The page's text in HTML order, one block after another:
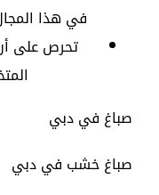
في هذا
تحرص على
صباغ في دبي
صباغ خشب في دبي